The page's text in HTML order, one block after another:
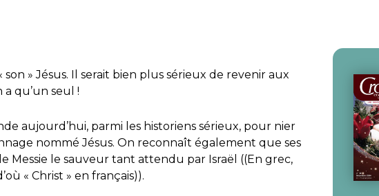
son » Jésus. Il serait bien plus sérieux de revenir aux
a qu’un seul !
aujourd’hui, parmi les historiens sérieux, pour nier
nommé Jésus. On reconnaît également que ses
Messie le sauveur tant attendu par Israël ((En grec,
« Christ » en français)).